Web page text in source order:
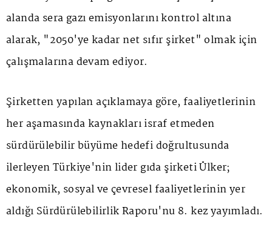
alanda sera gazı emisyonlarını kontrol altına
alarak, "2050'ye kadar net sıfır şirket" olmak için
çalışmalarına devam ediyor.
Şirketten yapılan açıklamaya göre, faaliyetlerinin
her aşamasında kaynakları israf etmeden
sürdürülebilir büyüme hedefi doğrultusunda
ilerleyen Türkiye'nin lider gıda şirketi Ülker;
ekonomik, sosyal ve çevresel faaliyetlerinin yer
aldığı Sürdürülebilirlik Raporu'nu 8. kez yayımladı.